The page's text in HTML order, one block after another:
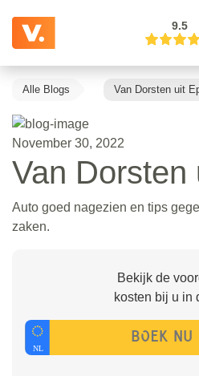
9.5
Alle Blogs Van Dorsten uit
November 30, 2022
Van Dorsten
Auto goed nagezien en tips
zaken.
Bekijk de
kosten bij u in